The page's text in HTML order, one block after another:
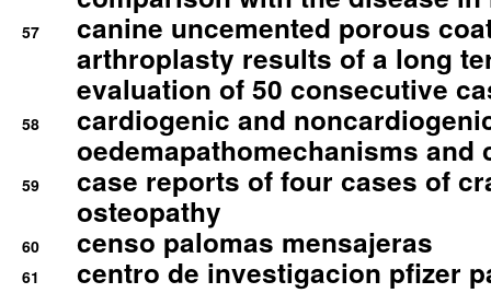
57
canine uncemented porous
arthroplasty results of a long
evaluation of 50 consecutive
58
cardiogenic and
oedemapathomechanisms and
59
case reports of four cases of
osteopathy
60 censo palomas mensajeras
61
centro de investigacion pfizer